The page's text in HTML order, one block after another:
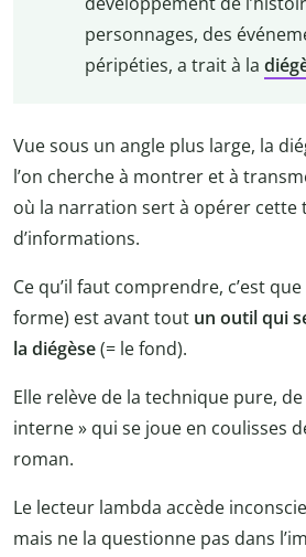
personnages, des
péripéties, a trait à la
Vue sous un angle plus large, la
l’on cherche à montrer et à
où la narration sert à opérer cette
d’informations.
Ce qu’il faut comprendre, c’est
forme) est avant tout un outil qui
la diégèse(= le fond).
Elle relève de la technique pure,
interne » qui se joue en coulisses
roman.
Le lecteur lambda accède
mais ne la questionne pas dans